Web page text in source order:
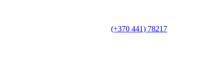
(+370 441) 78217